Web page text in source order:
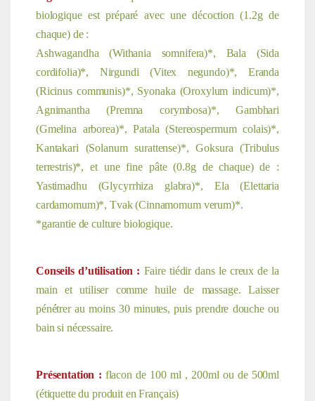
biologique est préparé avec une décoction (1.2g de
chaque) de :
Ashwagandha (Withania somnifera)*, Bala (Sida
cordifolia)*, Nirgundi (Vitex negundo)*, Eranda
(Ricinus communis)*, Syonaka (Oroxylum indicum)*,
Agnimantha (Premna corymbosa)*, Gambhari
(Gmelina arborea)*, Patala (Stereospermum colais)*,
Kantakari (Solanum surattense)*, Goksura (Tribulus
terrestris)*, et une fine pâte (0.8g de chaque) de :
Yastimadhu (Glycyrrhiza glabra)*, Ela (Elettaria
cardamomum)*, Tvak (Cinnamomum verum)*.
*garantie de culture biologique.
Conseils d’utilisation : Faire tiédir dans le creux de la
main et utiliser comme huile de massage. Laisser
pénétrer au moins 30 minutes, puis prendre douche ou
bain si nécessaire.
Présentation : flacon de 100 ml , 200ml ou de 500ml
(étiquette du produit en Français)